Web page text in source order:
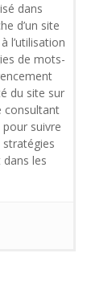
dans
d’un site
l’utilisation
de mots-
du site sur
consultant
suivre
les